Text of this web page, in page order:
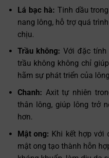
Lá bạc hà: Tinh dầu
nang lông, hỗ trợ quá
chịu.
Trầu không: Với đặc tính
trầu không không chỉ
hãm sự phát triển của
Chanh: Axit tự nhiên
thân lông, giúp lông trở
hơn.
Mật ong: Khi kết hợp với
mật ong tạo thành hỗn